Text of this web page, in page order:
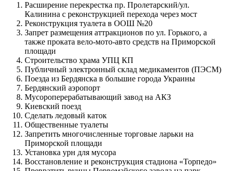
Расширение перекрестка пр. Пролетарский/ул.
Калинина с реконструкцией перехода через мост
Реконструкция туалета в ООШ №20
Запрет размещения аттракционов по ул. Горького, а
также проката вело-мото-авто средств на Приморской
площади
Строительство храма УПЦ КП
Публичный электронный склад медикаментов (ПЭСМ)
Поезда из Бердянска в большие города Украины
Бердянский аэропорт
Мусороперерабатывающий завод на АКЗ
Киевский поезд
Сделать ледовый каток
Общественные туалеты
Запретить многочисленные торговые ларьки на
Приморской площади
Установка урн для мусора
Восстановление и реконструкция стадиона «Торпедо»